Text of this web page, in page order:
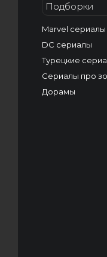
Подборки
Marvel сериалы
DC сериалы
Турецкие
Сериалы про
Дорамы